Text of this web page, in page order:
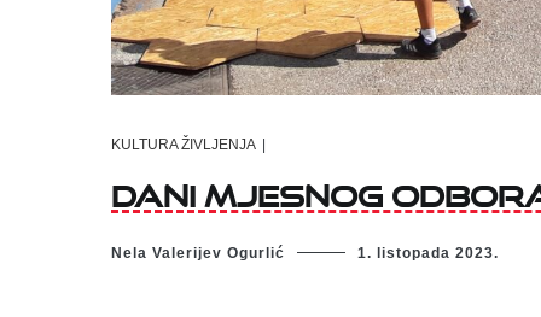
KULTURA ŽIVLJENJA
Dani Mjesnog
Nela Valerijev Ogurlić 1. listopada 2023.